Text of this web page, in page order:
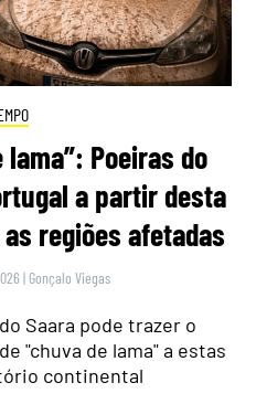
lama”: Poeiras do
a partir desta
regiões afetadas
| Gonçalo Viegas
Saara pode trazer o
"chuva de lama" a estas
continental